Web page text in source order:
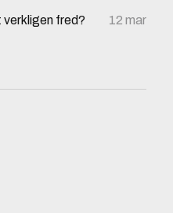
verkligen fred? 12 mar